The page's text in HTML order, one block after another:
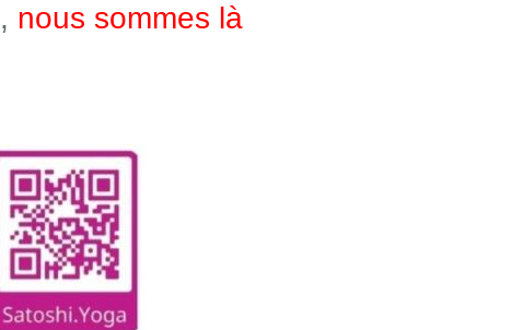
, nous sommes là